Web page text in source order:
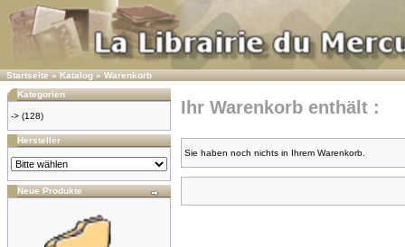
Startseite»Katalog»Warenkorb
Kategorien
-> (128)
Hersteller
Neue Produkte
Ihr Warenkorb enthält :
Sie haben noch nichts in Ihrem Warenkorb.